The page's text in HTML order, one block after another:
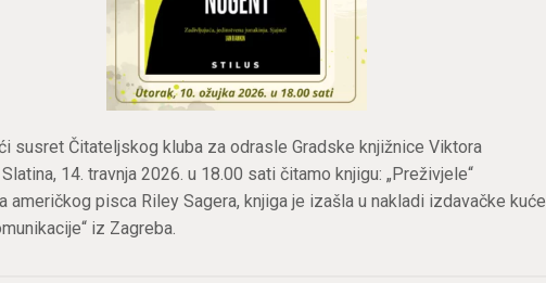
susret Čitateljskog kluba za odrasle Gradske knjižnice Viktora
14. travnja 2026. u 18.00 sati čitamo knjigu: „Preživjele“
američkog pisca Riley Sagera, knjiga je izašla u nakladi izdavačke kuće
iz Zagreba.